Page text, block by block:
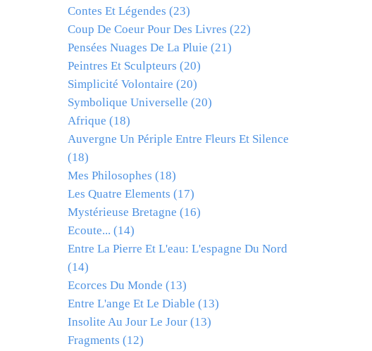
Contes Et Légendes (23)
Coup De Coeur Pour Des Livres (22)
Pensées Nuages De La Pluie (21)
Peintres Et Sculpteurs (20)
Simplicité Volontaire (20)
Symbolique Universelle (20)
Afrique (18)
Auvergne Un Périple Entre Fleurs Et Silence
(18)
Mes Philosophes (18)
Les Quatre Elements (17)
Mystérieuse Bretagne (16)
Ecoute... (14)
Entre La Pierre Et L'eau: L'espagne Du Nord
(14)
Ecorces Du Monde (13)
Entre L'ange Et Le Diable (13)
Insolite Au Jour Le Jour (13)
Fragments (12)